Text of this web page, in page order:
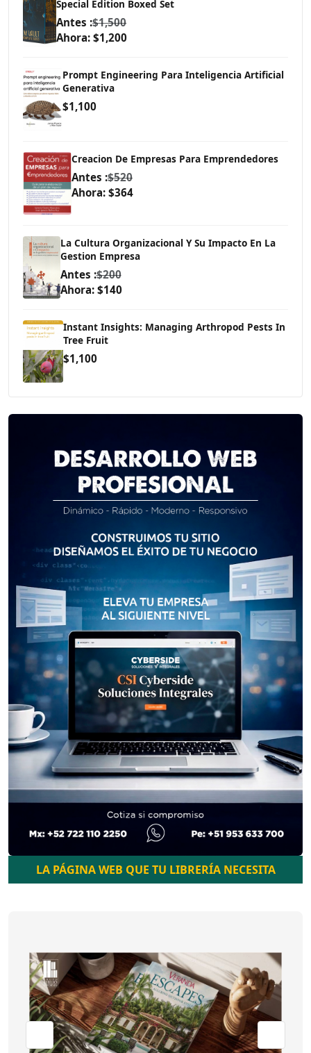
Special Edition Boxed Set
Antes :$1,500
Ahora: $1,200
Prompt Engineering Para Inteligencia Artificial
Generativa
$1,100
Creacion De Empresas Para Emprendedores
Antes :$520
Ahora: $364
La Cultura Organizacional Y Su Impacto En La
Gestion Empresa
Antes :$200
Ahora: $140
Instant Insights: Managing Arthropod Pests In
Tree Fruit
$1,100
LA PÁGINA WEB QUE TU LIBRERÍA NECESITA